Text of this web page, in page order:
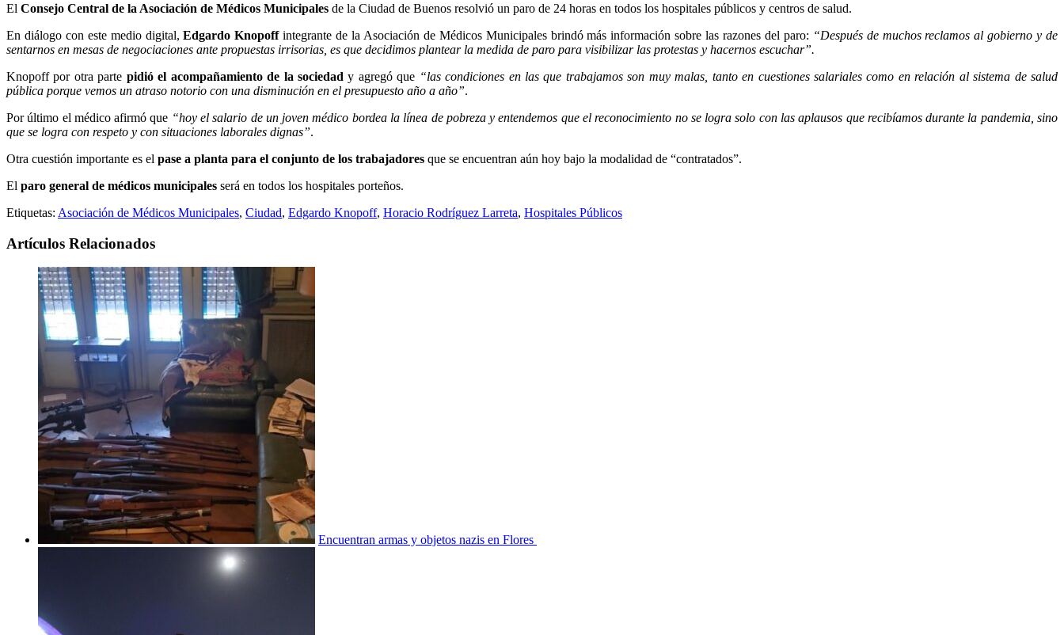
El Consejo Central de la Asociación de Médicos Municipales de la Ciudad de Buenos resolvió un paro de 24 horas en todos los hospitales públicos y centros de salud.
En diálogo con este medio digital,Edgardo Knopoffintegrante de la Asociación de Médicos Municipales brindó más información sobre las razones del paro: “Después de muchos reclamos al gobierno y de
sentarnos en mesas de negociaciones ante propuestas irrisorias, es que decidimos plantear la medida de paro para visibilizar las protestas y hacernos escuchar”.
Knopoff por otra parte pidió el acompañamiento de la sociedad y agregó que “las condiciones en las que trabajamos son muy malas, tanto en cuestiones salariales como en relación al sistema de salud
pública porque vemos un atraso notorio con una disminución en el presupuesto año a año”.
Por último el médico afirmó que “hoy el salario de un joven médico bordea la línea de pobreza y entendemos que el reconocimiento no se logra solo con las aplausos que recibíamos durante la pandemia, sino
que se logra con respeto y con situaciones laborales dignas”.
Otra cuestión importante es el pase a planta para el conjunto de los trabajadores que se encuentran aún hoy bajo la modalidad de “contratados”.
El paro general de médicos municipales será en todos los hospitales porteños.
Etiquetas: Asociación de Médicos Municipales, Ciudad, Edgardo Knopoff, Horacio Rodríguez Larreta, Hospitales Públicos
Artículos Relacionados
Encuentran armas y objetos nazis en Flores